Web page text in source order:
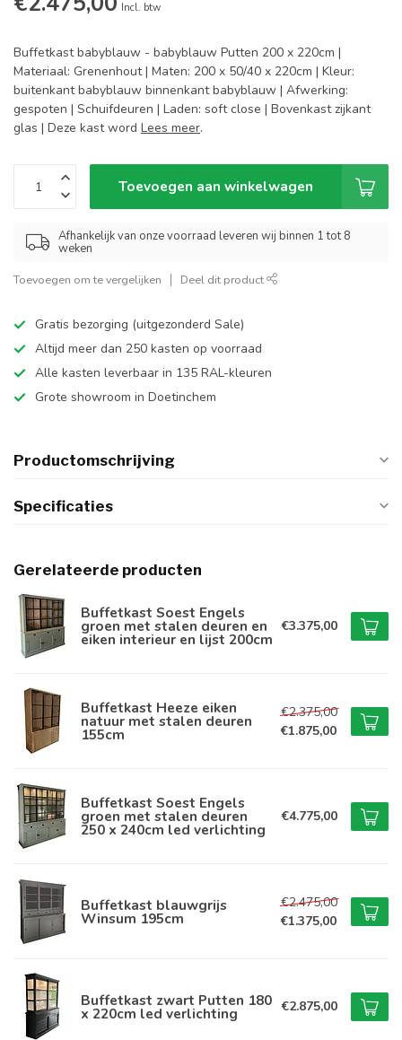
Incl. btw
Buffetkast babyblauw - babyblauw Putten 200 x 220cm |
Materiaal: Grenenhout | Maten: 200 x 50/40 x 220cm | Kleur:
buitenkant babyblauw binnenkant babyblauw | Afwerking:
gespoten | Schuifdeuren | Laden: soft close | Bovenkast zijkant
glas | Deze kast word Lees meer.
Toevoegen aan winkelwagen
Afhankelijk van onze voorraad leveren wij binnen 1 tot 8
weken
Toevoegen om te vergelijken Deel dit product
Gratis bezorging (uitgezonderd Sale)
Altijd meer dan 250 kasten op voorraad
Alle kasten leverbaar in 135 RAL-kleuren
Grote showroom in Doetinchem
Productomschrijving
Specificaties
Gerelateerde producten
Buffetkast Soest Engels
groen met stalen deuren en
eiken interieur en lijst 200cm
€3.375,00
Buffetkast Heeze eiken
natuur met stalen deuren
155cm
€2.375,00
€1.875,00
Buffetkast Soest Engels
groen met stalen deuren
250 x 240cm led verlichting
€4.775,00
Buffetkast blauwgrijs
Winsum 195cm
€2.475,00
€1.375,00
Buffetkast zwart Putten 180
x 220cm led verlichting €2.875,00